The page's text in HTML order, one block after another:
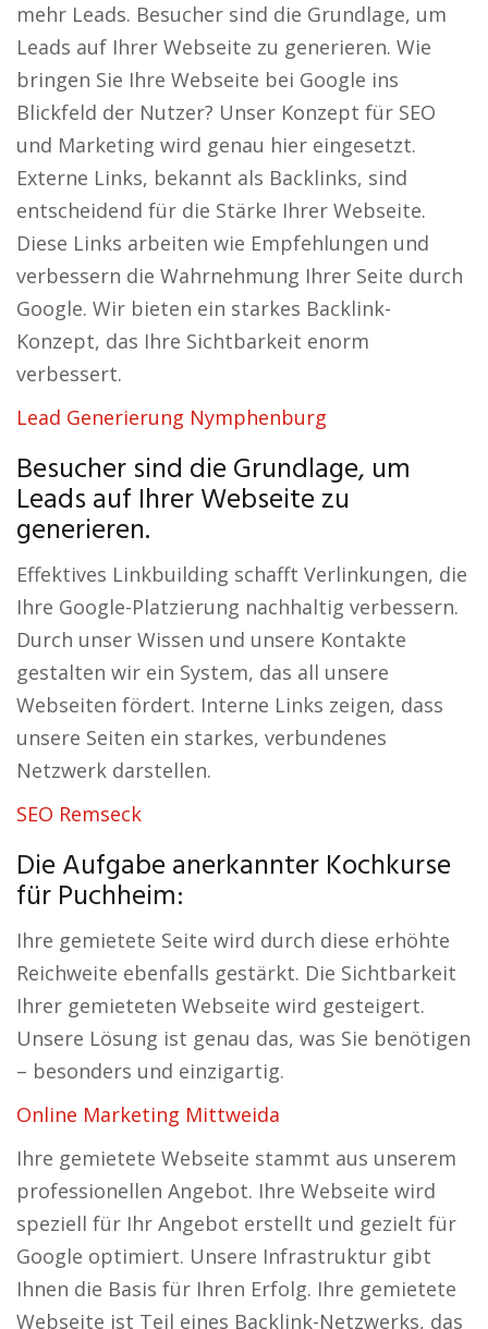
mehr Leads. Besucher sind die Grundlage, um
Leads auf Ihrer Webseite zu generieren. Wie
bringen Sie Ihre Webseite bei Google ins
Blickfeld der Nutzer? Unser Konzept für SEO
und Marketing wird genau hier eingesetzt.
Externe Links, bekannt als Backlinks, sind
entscheidend für die Stärke Ihrer Webseite.
Diese Links arbeiten wie Empfehlungen und
verbessern die Wahrnehmung Ihrer Seite durch
Google. Wir bieten ein starkes Backlink-
Konzept, das Ihre Sichtbarkeit enorm
verbessert.
Lead Generierung Nymphenburg
Besucher sind die Grundlage, um
Leads auf Ihrer Webseite zu
generieren.
Effektives Linkbuilding schafft Verlinkungen, die
Ihre Google-Platzierung nachhaltig verbessern.
Durch unser Wissen und unsere Kontakte
gestalten wir ein System, das all unsere
Webseiten fördert. Interne Links zeigen, dass
unsere Seiten ein starkes, verbundenes
Netzwerk darstellen.
SEO Remseck
Die Aufgabe anerkannter Kochkurse
für Puchheim:
Ihre gemietete Seite wird durch diese erhöhte
Reichweite ebenfalls gestärkt. Die Sichtbarkeit
Ihrer gemieteten Webseite wird gesteigert.
Unsere Lösung ist genau das, was Sie benötigen
– besonders und einzigartig.
Online Marketing Mittweida
Ihre gemietete Webseite stammt aus unserem
professionellen Angebot. Ihre Webseite wird
speziell für Ihr Angebot erstellt und gezielt für
Google optimiert. Unsere Infrastruktur gibt
Ihnen die Basis für Ihren Erfolg. Ihre gemietete
Webseite ist Teil eines Backlink-Netzwerks, das